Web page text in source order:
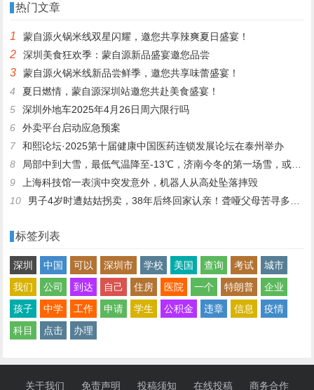
热门文章
1 蒙自源火锅米线双星闪耀，邀您共享辣爽夏日盛宴！
2 深圳美食狂欢季：蒙自源新品盛宴邀您品尝
3
蒙自源火锅米线新品尝鲜季，邀您共享味蕾盛宴！
4
夏日燃情，蒙自源深圳站邀您共赴美食盛宴！
5
深圳外地车2025年4月26日周六限行吗
6
外卖平台启动应急预案
7
和熙论坛·2025第十届健康中国医药连锁发展论坛在泰州举办
8
局部中到大雪，最低气温降至-13℃，济南今冬的第一场雪，或跟去年同一时间！
9
上海科技馆一表演中突发意外，机器人从高处坠落摔毁
10
男子4岁时遭姑姑拐卖，38年后终回家认亲！聋哑父母苦寻多年，母亲已抱憾离世丨红星寻人
标签列表
深圳 中国 可以 深圳市 学校 美国 查询 考试
城市
我们
公司 到达 自己 住房 医院 一个 特朗普
企业
孩子
中学 工作 申请 学生 公积金 违章 信息
疫情
科目
点击 办理
关于我们 免责声明 投稿须知 在线投稿 商务合作